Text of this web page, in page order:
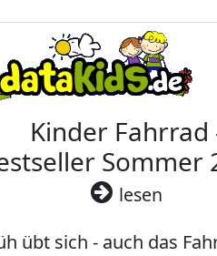
Kinder Fahrrad
Sommer
lesen
übt sich - auch das